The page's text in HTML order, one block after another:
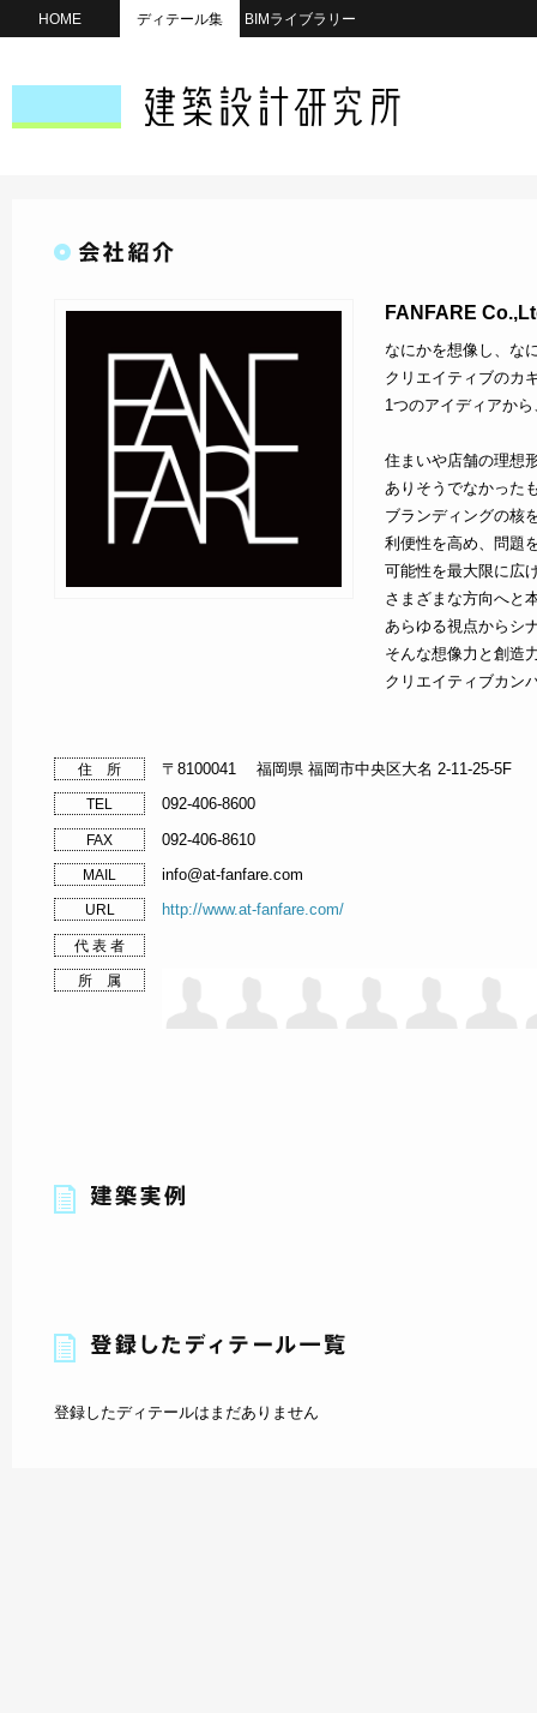
HOME ディテール集 BIMライブラリー
FANFARE
なにかを想像し、な
クリエイティブのカ
1つのアイディアか
住まいや店舗の理想
ありそうでなかった
ブランディングの核
利便性を高め、問題
可能性を最大限に広
さまざまな方向へと
あらゆる視点からシ
そんな想像力と創造
クリエイティブカン
住 所 〒8100041 福岡県 福岡市中央区大名 2-11-25-5F
TEL 092-406-8600
FAX 092-406-8610
MAIL info@at-fanfare.com
URL http://www.at-fanfare.com/
代 表 者
所 属
登録したディテールはまだありません